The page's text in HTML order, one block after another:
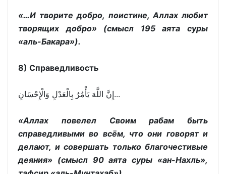
«…И творите добро, поистине, Аллах любит
творящих добро» (смысл 195 аята суры
«аль-Бакара»).
8) Справедливость
إِنَّ اللَّهَ يَأْمُرُ بِالْعَدْلِ وَالْإِحْسَانِ...
«Аллах повелел Своим рабам быть
справедливыми во всём, что они говорят и
делают, и совершать только благочестивые
деяния» (смысл 90 аята суры «ан-Нахль»,